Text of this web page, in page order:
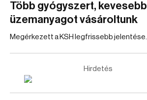
Több gyógyszert, kevesebb
üzemanyagot vásároltunk
Megérkezett a KSH legfrissebb jelentése.
Hirdetés